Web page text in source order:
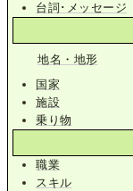
台詞･メッセージ
地名・地形
国家
施設
乗り物
職業
スキル